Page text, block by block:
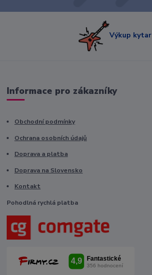
Výkup kytar
Informace pro zákazníky
Obchodní podmínky
Ochrana osobních údajů
Doprava a platba
Doprava na Slovensko
Kontakt
Pohodlná rychlá platba